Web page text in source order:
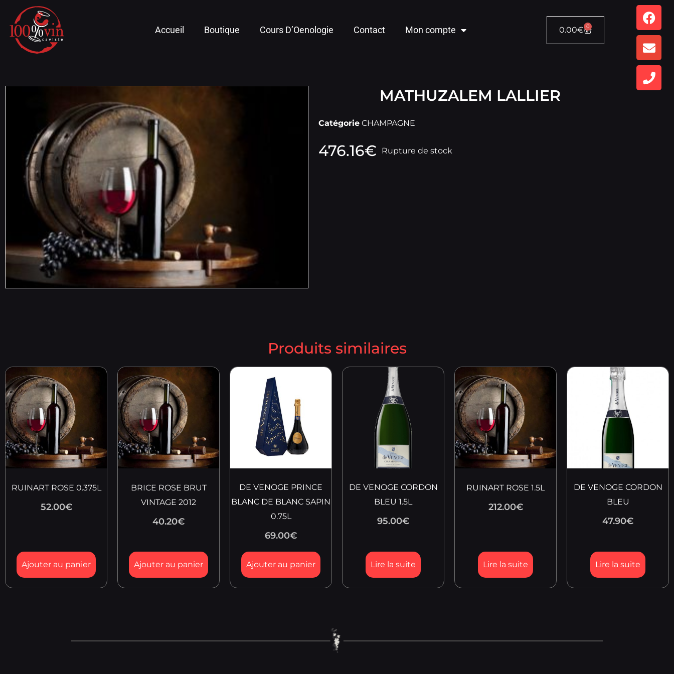
Accueil Boutique Cours D’Oenologie Contact Mon compte 0.00€ 0
MATHUZALEM LALLIER
Catégorie CHAMPAGNE
476.16€ Rupture de stock
Produits similaires
RUINART ROSE 0.375L
52.00€
Ajouter au panier
BRICE ROSE BRUT
VINTAGE 2012
40.20€
Ajouter au panier
DE VENOGE PRINCE
BLANC DE BLANC SAPIN
0.75L
69.00€
Ajouter au panier
DE VENOGE CORDON
BLEU 1.5L
95.00€
Lire la suite
RUINART ROSE 1.5L
212.00€
Lire la suite
DE VENOGE CORDON
BLEU
47.90€
Lire la suite